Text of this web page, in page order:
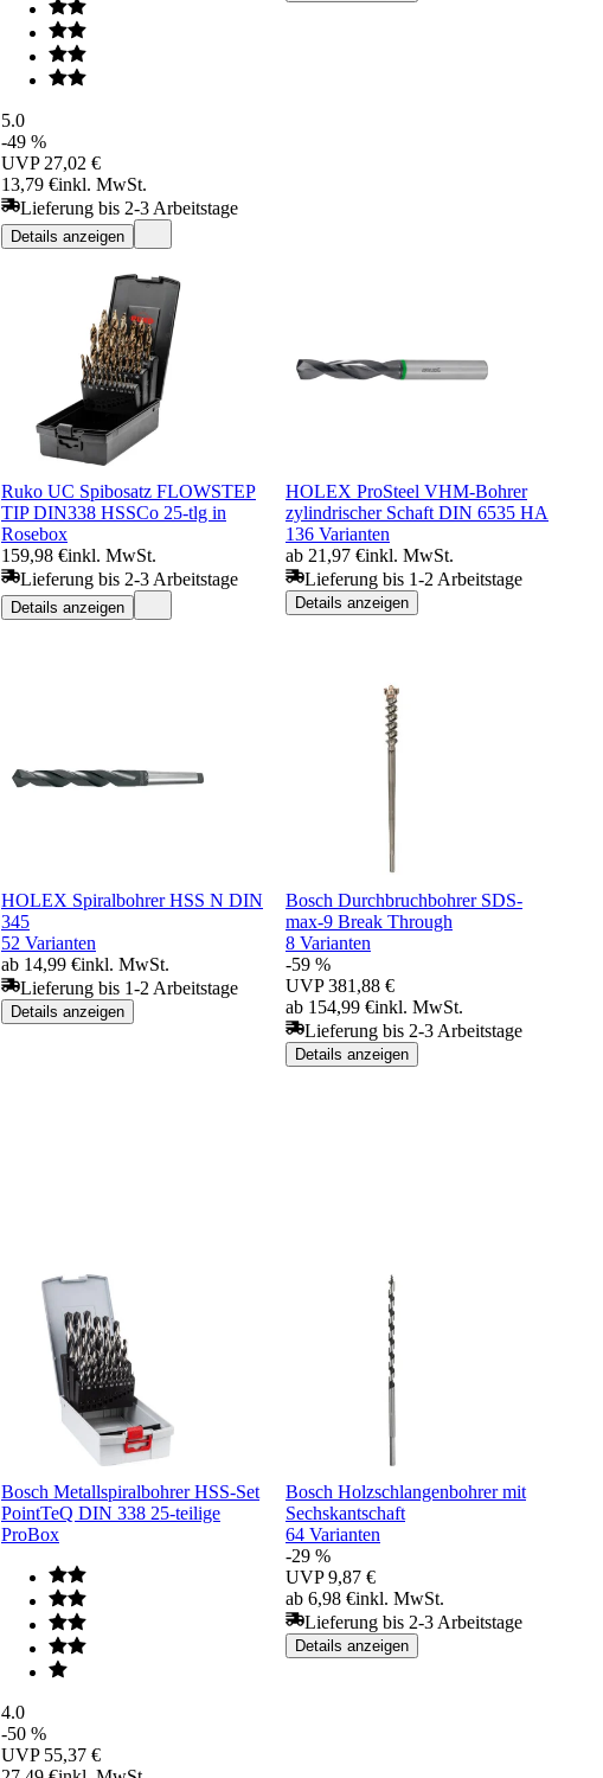
5.0
-49 %
UVP 27,02 €
13,79 €inkl. MwSt.
Lieferung bis 2-3 Arbeitstage
Details anzeigen
Ruko UC Spibosatz FLOWSTEP
TIP DIN338 HSSCo 25-tlg in
Rosebox
159,98 €inkl. MwSt.
Lieferung bis 2-3 Arbeitstage
Details anzeigen
HOLEX ProSteel VHM-Bohrer
zylindrischer Schaft DIN 6535 HA
136 Varianten
ab 21,97 €inkl. MwSt.
Lieferung bis 1-2 Arbeitstage
Details anzeigen
HOLEX Spiralbohrer HSS N DIN
345
52 Varianten
ab 14,99 €inkl. MwSt.
Lieferung bis 1-2 Arbeitstage
Details anzeigen
Bosch Durchbruchbohrer SDS-
max-9 Break Through
8 Varianten
-59 %
UVP 381,88 €
ab 154,99 €inkl. MwSt.
Lieferung bis 2-3 Arbeitstage
Details anzeigen
Bosch Metallspiralbohrer HSS-Set
PointTeQ DIN 338 25-teilige
ProBox
4.0
-50 %
UVP 55,37 €
Bosch Holzschlangenbohrer mit
Sechskantschaft
64 Varianten
-29 %
UVP 9,87 €
ab 6,98 €inkl. MwSt.
Lieferung bis 2-3 Arbeitstage
Details anzeigen